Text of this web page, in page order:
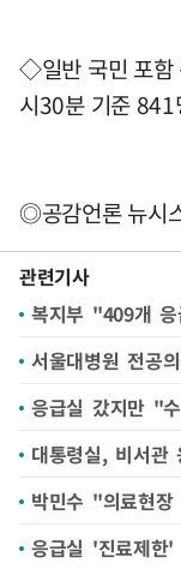
◇일반 국민 포함
시30분 기준 841
◎공감언론 뉴시
관련기사
복지부 "409개
서울대병원 전공